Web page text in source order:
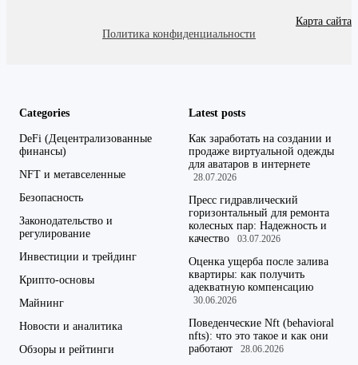
Карта сайта
Политика конфиденциальности
Categories
DeFi (Децентрализованные
финансы)
NFT и метавселенные
Безопасность
Законодательство и
регулирование
Инвестиции и трейдинг
Крипто-основы
Майнинг
Новости и аналитика
Обзоры и рейтинги
Latest posts
Как заработать на создании и
продаже виртуальной одежды
для аватаров в интернете
28.07.2026
Пресс гидравлический
горизонтальный для ремонта
колесных пар: Надежность и
качество
03.07.2026
Оценка ущерба после залива
квартиры: как получить
адекватную компенсацию
30.06.2026
Поведенческие Nft (behavioral
nfts): что это такое и как они
работают
28.06.2026